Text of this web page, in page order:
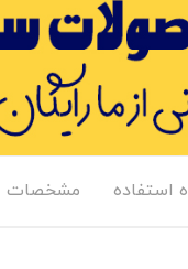
استفاده مشخصات